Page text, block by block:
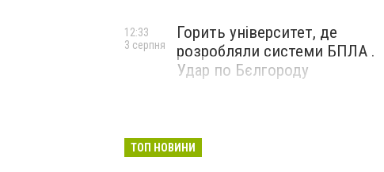
Горить університет, де
розробляли системи БПЛА .
Удар по Бєлгороду
12:33
3 серпня
ТОП НОВИНИ